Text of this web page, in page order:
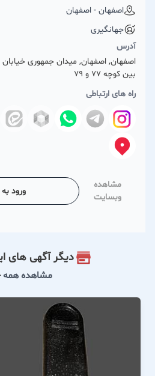
اصفهان - اصفهان
جهانگیری
آدرس
اصفهان, اصفهان, میدان جمهوری
بین کوچه 77 و 79
راه های ارتباطی
مشاهده
وبسایت
ورود
دیگر آگهی های
مشاهده همه